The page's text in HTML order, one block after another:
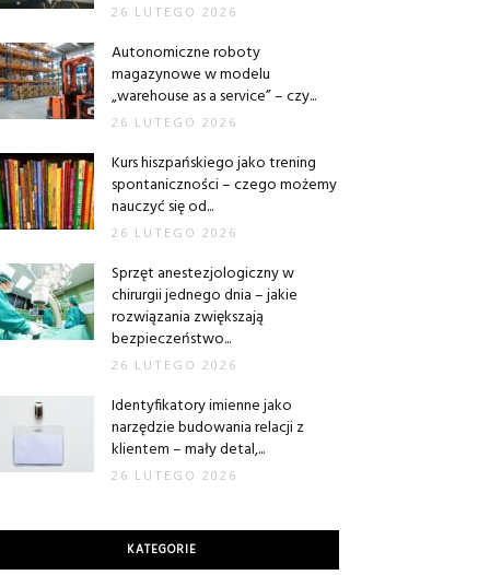
26 LUTEGO 2026
Autonomiczne roboty
magazynowe w modelu
„warehouse as a service” – czy...
26 LUTEGO 2026
Kurs hiszpańskiego jako trening
spontaniczności – czego możemy
nauczyć się od...
26 LUTEGO 2026
Sprzęt anestezjologiczny w
chirurgii jednego dnia – jakie
rozwiązania zwiększają
bezpieczeństwo...
26 LUTEGO 2026
Identyfikatory imienne jako
narzędzie budowania relacji z
klientem – mały detal,...
26 LUTEGO 2026
KATEGORIE